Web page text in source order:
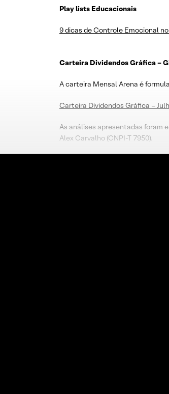
Play lists Educacionais
9 dicas de Controle Emocional
Carteira Dividendos Gráfica –
A carteira Mensal Arena é
Carteira Dividendos Gráfica –
As análises apresentadas foram
Alex Carvalho (CNPI-T 7950).